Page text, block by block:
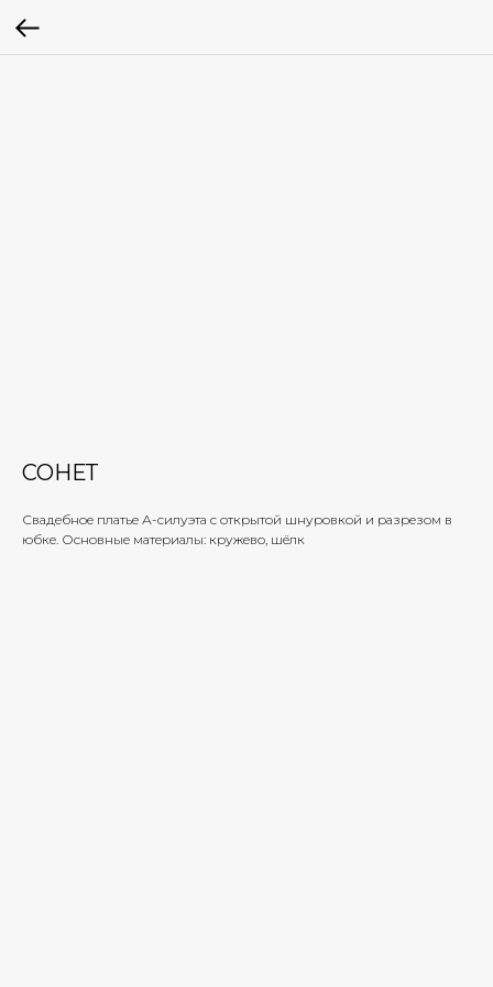
СОНЕТ
Свадебное платье А-силуэта с открытой шнуровкой и разрезом в
юбке. Основные материалы: кружево, шёлк